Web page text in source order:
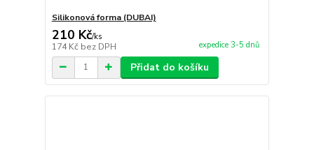
Silikonová forma (DUBAI)
210 Kč/ks
174 Kč bez DPH expedice 3-5 dnů
Přidat do košíku